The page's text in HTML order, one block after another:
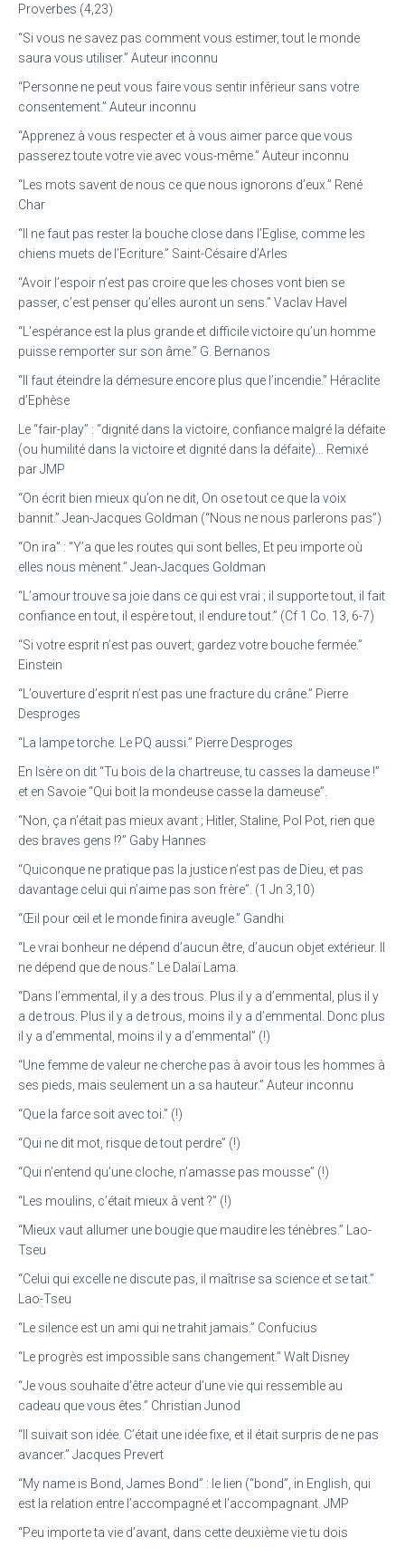
Proverbes (4,23)
“Si vous ne savez pas comment vous estimer, tout le monde
saura vous utiliser.” Auteur inconnu
“Personne ne peut vous faire vous sentir inférieur sans votre
consentement.” Auteur inconnu
“Apprenez à vous respecter et à vous aimer parce que vous
passerez toute votre vie avec vous-même.” Auteur inconnu
“Les mots savent de nous ce que nous ignorons d’eux.” René
Char
“Il ne faut pas rester la bouche close dans l’Eglise, comme les
chiens muets de l’Ecriture.” Saint-Césaire d’Arles
“Avoir l’espoir n’est pas croire que les choses vont bien se
passer, c’est penser qu’elles auront un sens.” Vaclav Havel
“L’espérance est la plus grande et difficile victoire qu’un homme
puisse remporter sur son âme.” G. Bernanos
“Il faut éteindre la démesure encore plus que l’incendie.” Héraclite
d’Ephèse
Le “fair-play” : “dignité dans la victoire, confiance malgré la défaite
(ou humilité dans la victoire et dignité dans la défaite)… Remixé
par JMP
“On écrit bien mieux qu’on ne dit, On ose tout ce que la voix
bannit.” Jean-Jacques Goldman (“Nous ne nous parlerons pas”)
“On ira” : “Y’a que les routes qui sont belles, Et peu importe où
elles nous mènent.” Jean-Jacques Goldman
“L’amour trouve sa joie dans ce qui est vrai ; il supporte tout, il fait
confiance en tout, il espère tout, il endure tout.” (Cf 1 Co. 13, 6-7)
“Si votre esprit n’est pas ouvert, gardez votre bouche fermée.”
Einstein
“L’ouverture d’esprit n’est pas une fracture du crâne.” Pierre
Desproges
“La lampe torche. Le PQ aussi.” Pierre Desproges
En Isère on dit “Tu bois de la chartreuse, tu casses la dameuse !”
et en Savoie “Qui boit la mondeuse casse la dameuse”.
“Non, ça n’était pas mieux avant ; Hitler, Staline, Pol Pot, rien que
des braves gens !?” Gaby Hannes
“Quiconque ne pratique pas la justice n’est pas de Dieu, et pas
davantage celui qui n’aime pas son frère”. (1 Jn 3,10)
“Œil pour œil et le monde finira aveugle.” Gandhi
“Le vrai bonheur ne dépend d’aucun être, d’aucun objet extérieur. Il
ne dépend que de nous.” Le Dalaï Lama.
“Dans l’emmental, il y a des trous. Plus il y a d’emmental, plus il y
a de trous. Plus il y a de trous, moins il y a d’emmental. Donc plus
il y a d’emmental, moins il y a d’emmental” (!)
“Une femme de valeur ne cherche pas à avoir tous les hommes à
ses pieds, mais seulement un a sa hauteur.” Auteur inconnu
“Que la farce soit avec toi.” (!)
“Qui ne dit mot, risque de tout perdre” (!)
“Qui n’entend qu’une cloche, n’amasse pas mousse” (!)
“Les moulins, c’était mieux à vent ?” (!)
“Mieux vaut allumer une bougie que maudire les ténèbres.” Lao-
Tseu
“Celui qui excelle ne discute pas, il maîtrise sa science et se tait.”
Lao-Tseu
“Le silence est un ami qui ne trahit jamais.” Confucius
“Le progrès est impossible sans changement.” Walt Disney
“Je vous souhaite d’être acteur d’une vie qui ressemble au
cadeau que vous êtes.” Christian Junod
“Il suivait son idée. C’était une idée fixe, et il était surpris de ne pas
avancer.” Jacques Prevert
“My name is Bond, James Bond” : le lien (“bond”, in English, qui
est la relation entre l’accompagné et l’accompagnant. JMP
“Peu importe ta vie d’avant, dans cette deuxième vie tu dois